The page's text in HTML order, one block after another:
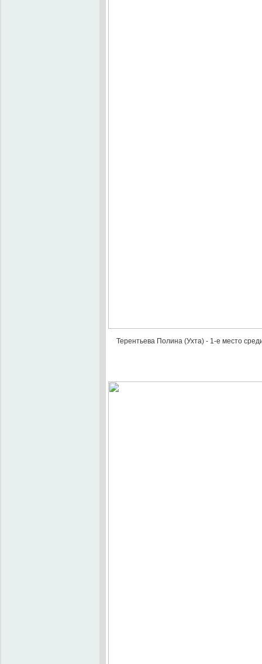
Терентьева Полина (Ухта) - 1-е место